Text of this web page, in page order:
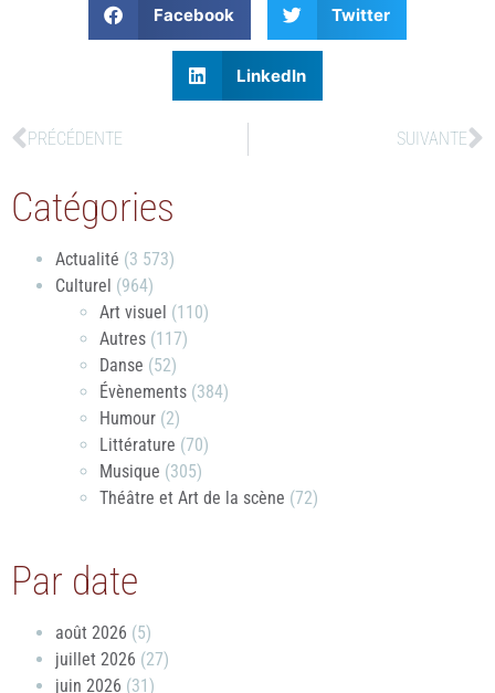
Facebook Twitter
LinkedIn
PRÉCÉDENTE SUIVANTE
Catégories
Actualité (3 573)
Culturel (964)
Art visuel (110)
Autres (117)
Danse (52)
Évènements (384)
Humour (2)
Littérature (70)
Musique (305)
Théâtre et Art de la scène (72)
Par date
août 2026 (5)
juillet 2026 (27)
juin 2026 (31)